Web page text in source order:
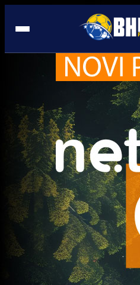
Kanada
A Selekcija
Pjanić poslao poruku
nakon remija s Kanadom!